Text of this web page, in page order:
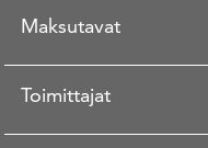
Maksutavat
Toimittajat